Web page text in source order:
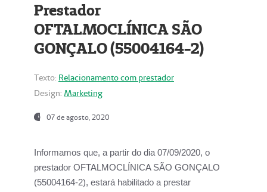
Prestador
OFTALMOCLÍNICA SÃO
GONÇALO (55004164-2)
Texto: Relacionamento com prestador
Design: Marketing
07 de agosto, 2020
Informamos que, a partir do dia07/09/2020, o
prestador OFTALMOCLÍNICA SÃO GONÇALO
(55004164-2), estará habilitado a prestar